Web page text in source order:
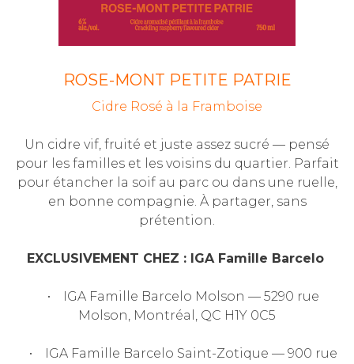
ROSE-MONT PETITE PATRIE
Cidre Rosé à la Framboise
Un cidre vif, fruité et juste assez sucré — pensé
pour les familles et les voisins du quartier. Parfait
pour étancher la soif au parc ou dans une ruelle,
en bonne compagnie. À partager, sans
prétention.
EXCLUSIVEMENT CHEZ : IGA Famille Barcelo
• IGA Famille Barcelo Molson — 5290 rue
Molson, Montréal, QC H1Y 0C5
• IGA Famille Barcelo Saint-Zotique — 900 rue